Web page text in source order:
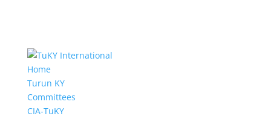
Home
Turun KY
Committees
CIA-TuKY